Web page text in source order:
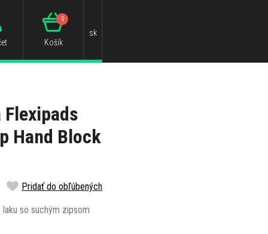
Košík
0
sk
Hand Block
Pridať do obľúbených
so suchým zipsom